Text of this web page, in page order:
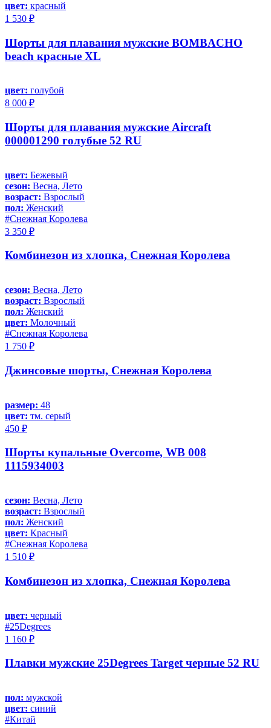
цвет: красный
1 530 ₽
Шорты для плавания мужские BOMBACHO
beach красные XL
цвет: голубой
8 000 ₽
Шорты для плавания мужские Aircraft
000001290 голубые 52 RU
цвет: Бежевый
сезон: Весна, Лето
возраст: Взрослый
пол: Женский
#Снежная Королева
3 350 ₽
Комбинезон из хлопка, Снежная Королева
сезон: Весна, Лето
возраст: Взрослый
пол: Женский
цвет: Молочный
#Снежная Королева
1 750 ₽
Джинсовые шорты, Снежная Королева
размер: 48
цвет: тм. серый
450 ₽
Шорты купальные Overcome, WB 008
1115934003
сезон: Весна, Лето
возраст: Взрослый
пол: Женский
цвет: Красный
#Снежная Королева
1 510 ₽
Комбинезон из хлопка, Снежная Королева
цвет: черный
#25Degrees
1 160 ₽
Плавки мужские 25Degrees Target черные 52 RU
пол: мужской
цвет: синий
#Китай